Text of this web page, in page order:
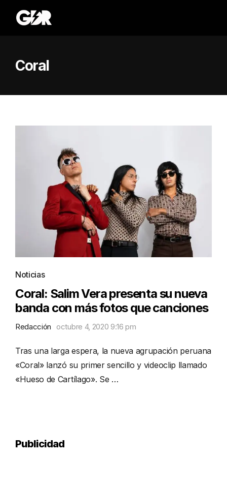
Coral
Noticias
Coral: Salim Vera presenta su nueva
banda con más fotos que canciones
Redacción octubre 4, 2020 9:16 pm
Tras una larga espera, la nueva agrupación peruana
«Coral» lanzó su primer sencillo y videoclip llamado
«Hueso de Cartílago». Se …
Publicidad